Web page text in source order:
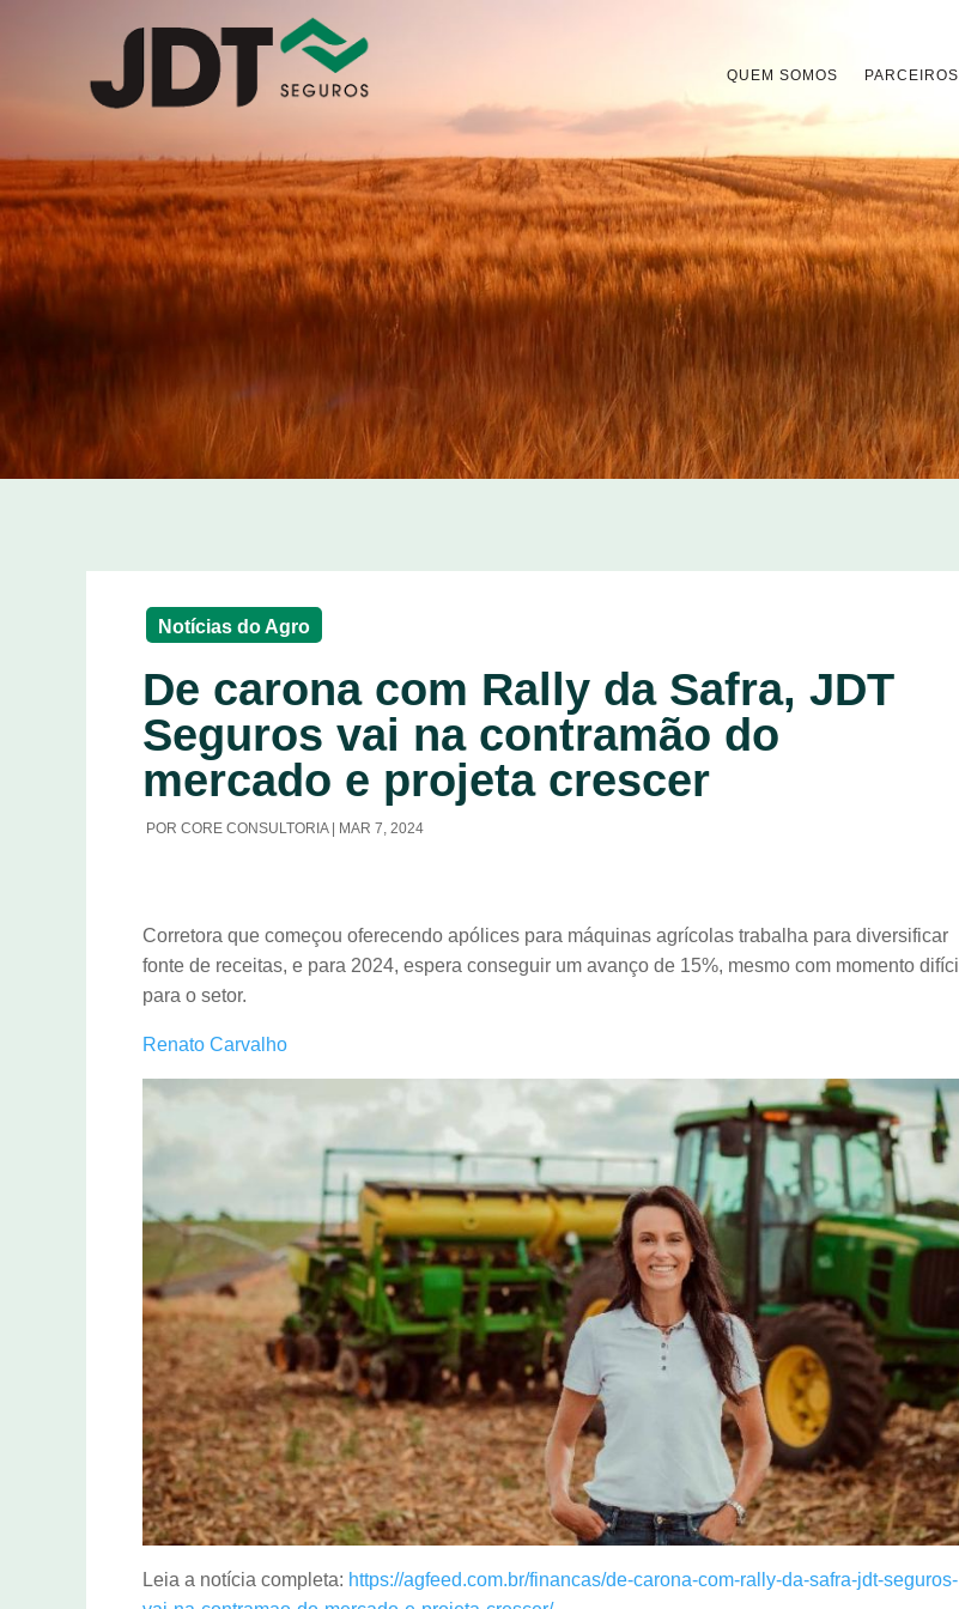
QUEM SOMOS PARCEIROS
De carona com Rally da Safra, JDT
Seguros vai na contramão do
mercado e projeta crescer
POR CORE CONSULTORIA| MAR 7, 2024
Notícias do Agro
Corretora que começou oferecendo apólices para máquinas agrícolas trabalha para diversificar
fonte de receitas, e para 2024, espera conseguir um avanço de 15%, mesmo com momento difícil
para o setor.
Renato Carvalho
Leia a notícia completa: https://agfeed.com.br/financas/de-carona-com-rally-da-safra-jdt-seguros-